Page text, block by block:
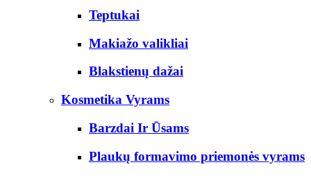
Teptukai
Makiažo valikliai
Blakstienų dažai
Kosmetika Vyrams
Barzdai Ir Ūsams
Plaukų formavimo priemonės vyrams